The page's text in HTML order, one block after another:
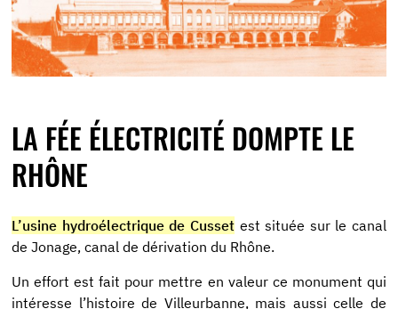
LA FÉE ÉLECTRICITÉ DOMPTE LE
RHÔNE
L’usine hydroélectrique de Cussetest située sur le canal
de Jonage, canal de dérivation du Rhône.
Un effort est fait pour mettre en valeur ce monument qui
intéresse l’histoire de Villeurbanne, mais aussi celle de